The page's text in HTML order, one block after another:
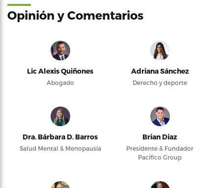
Opinión y Comentarios
Lic Alexis Quiñones
Abogado
Adriana Sánchez
Derecho y deporte
Dra. Bárbara D. Barros
Salud Mental & Menopausia
Brian Díaz
Presidente & Fundador
Pacifico Group